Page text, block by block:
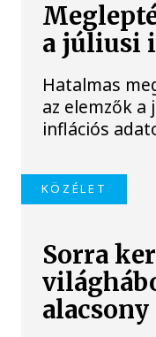
a júliusi
Hatalmas
az elemzők a
inflációs
KÖZÉLET
Sorra